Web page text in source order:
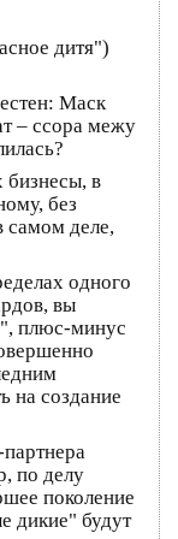
дитя")
Маск
– ссора межу
бизнесы, в
без
самом деле,
одного
вы
плюс-минус
на создание
по делу
поколение
дикие" будут